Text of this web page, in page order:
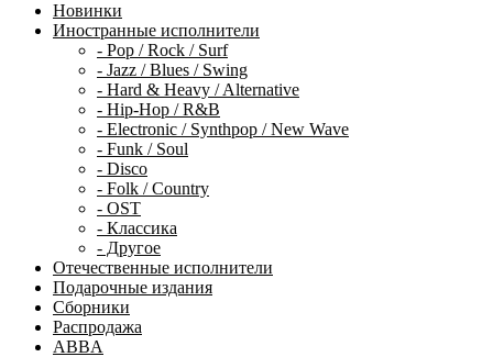
Новинки
Иностранные исполнители
- Pop / Rock / Surf
- Jazz / Blues / Swing
- Hard & Heavy / Alternative
- Hip-Hop / R&B
- Electronic / Synthpop / New Wave
- Funk / Soul
- Disco
- Folk / Country
- OST
- Классика
- Другое
Отечественные исполнители
Подарочные издания
Сборники
Распродажа
ABBA